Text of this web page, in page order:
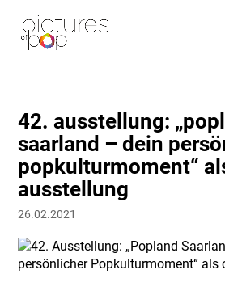
42. ausstellung:
saarland – dein
popkulturmoment“
ausstellung
26.02.2021